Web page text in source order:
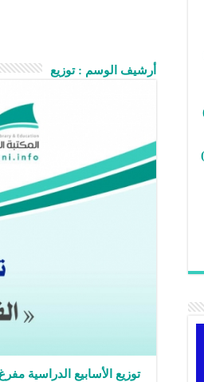
أرشيف الوسم :توزيع
توزيع الأسابيع الدراسية مفرغ